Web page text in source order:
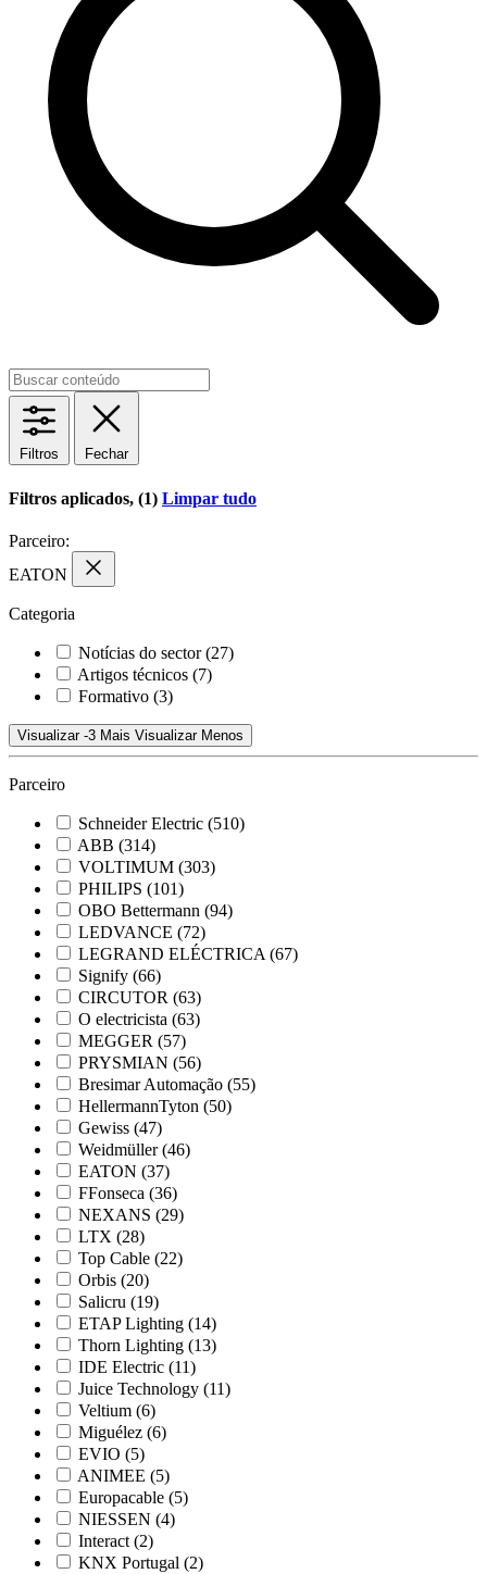
Filtros Fechar
Filtros aplicados, (1) Limpar tudo
Parceiro:
EATON
Categoria
Notícias do sector (27)
Artigos técnicos (7)
Formativo (3)
Visualizar -3 Mais Visualizar Menos
Parceiro
Schneider Electric (510)
ABB (314)
VOLTIMUM (303)
PHILIPS (101)
OBO Bettermann (94)
LEDVANCE (72)
LEGRAND ELÉCTRICA (67)
Signify (66)
CIRCUTOR (63)
O electricista (63)
MEGGER (57)
PRYSMIAN (56)
Bresimar Automação (55)
HellermannTyton (50)
Gewiss (47)
Weidmüller (46)
EATON (37)
FFonseca (36)
NEXANS (29)
LTX (28)
Top Cable (22)
Orbis (20)
Salicru (19)
ETAP Lighting (14)
Thorn Lighting (13)
IDE Electric (11)
Juice Technology (11)
Veltium (6)
Miguélez (6)
EVIO (5)
ANIMEE (5)
Europacable (5)
NIESSEN (4)
Interact (2)
KNX Portugal (2)